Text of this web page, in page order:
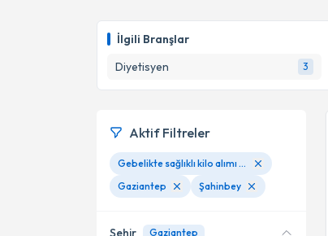
İlgili Branşlar
Diyetisyen
3
Aktif Filtreler
Gebelikte sağlıklı kilo alımı ve emzirme dönemi beslenmesi
Gaziantep
Şahinbey
Şehir Gaziantep